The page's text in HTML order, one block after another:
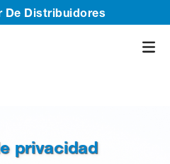
De Distribuidores
privacidad